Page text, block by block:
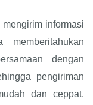
informasi
dengan
pengiriman
dan ceppat.